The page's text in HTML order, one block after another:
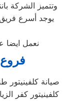
وتتميز الشركة
يوجد أسرع
نعمل ايضا
صيانة كلفينيتور
كلفينيتور كفر